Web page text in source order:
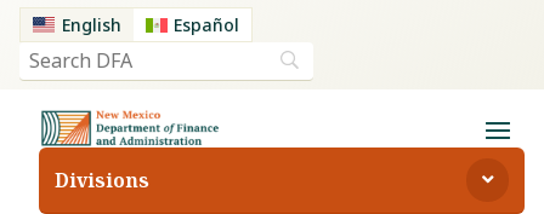
English Español
Divisions